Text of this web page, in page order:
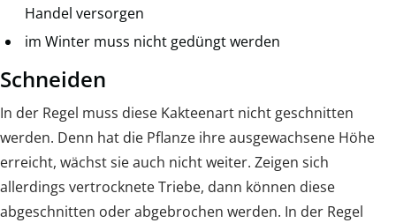
Handel versorgen
im Winter muss nicht gedüngt werden
Schneiden
In der Regel muss diese Kakteenart nicht geschnitten
werden. Denn hat die Pflanze ihre ausgewachsene Höhe
erreicht, wächst sie auch nicht weiter. Zeigen sich
allerdings vertrocknete Triebe, dann können diese
abgeschnitten oder abgebrochen werden. In der Regel